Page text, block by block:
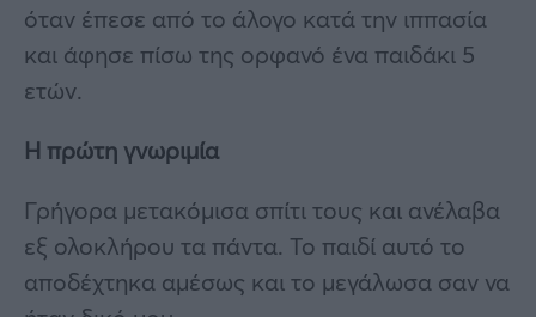
όταν έπεσε από το άλογο κατά την ιππασία
και άφησε πίσω της ορφανό ένα παιδάκι 5
ετών.
Η πρώτη γνωριμία
Γρήγορα μετακόμισα σπίτι τους και ανέλαβα
εξ ολοκλήρου τα πάντα. Το παιδί αυτό το
αποδέχτηκα αμέσως και το μεγάλωσα σαν να